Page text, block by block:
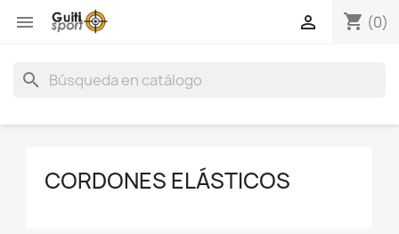
 shopping_cart (0)

search
CORDONES ELÁSTICOS